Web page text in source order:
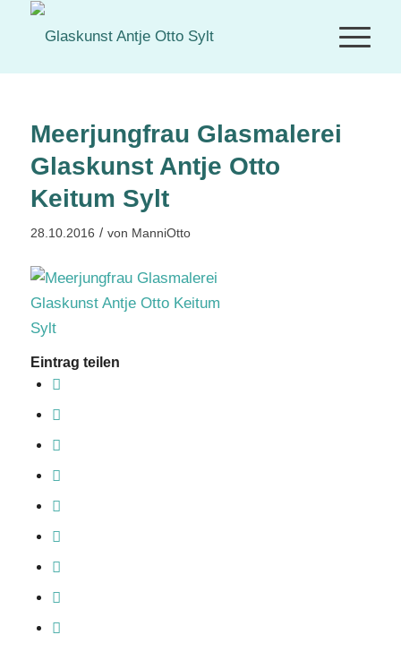
Meerjungfrau Glasmalerei
Glaskunst Antje Otto
Keitum Sylt
28.10.2016 / von ManniOtto
Eintrag teilen